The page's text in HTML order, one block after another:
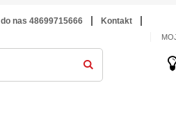
nas 48699715666 Kontakt